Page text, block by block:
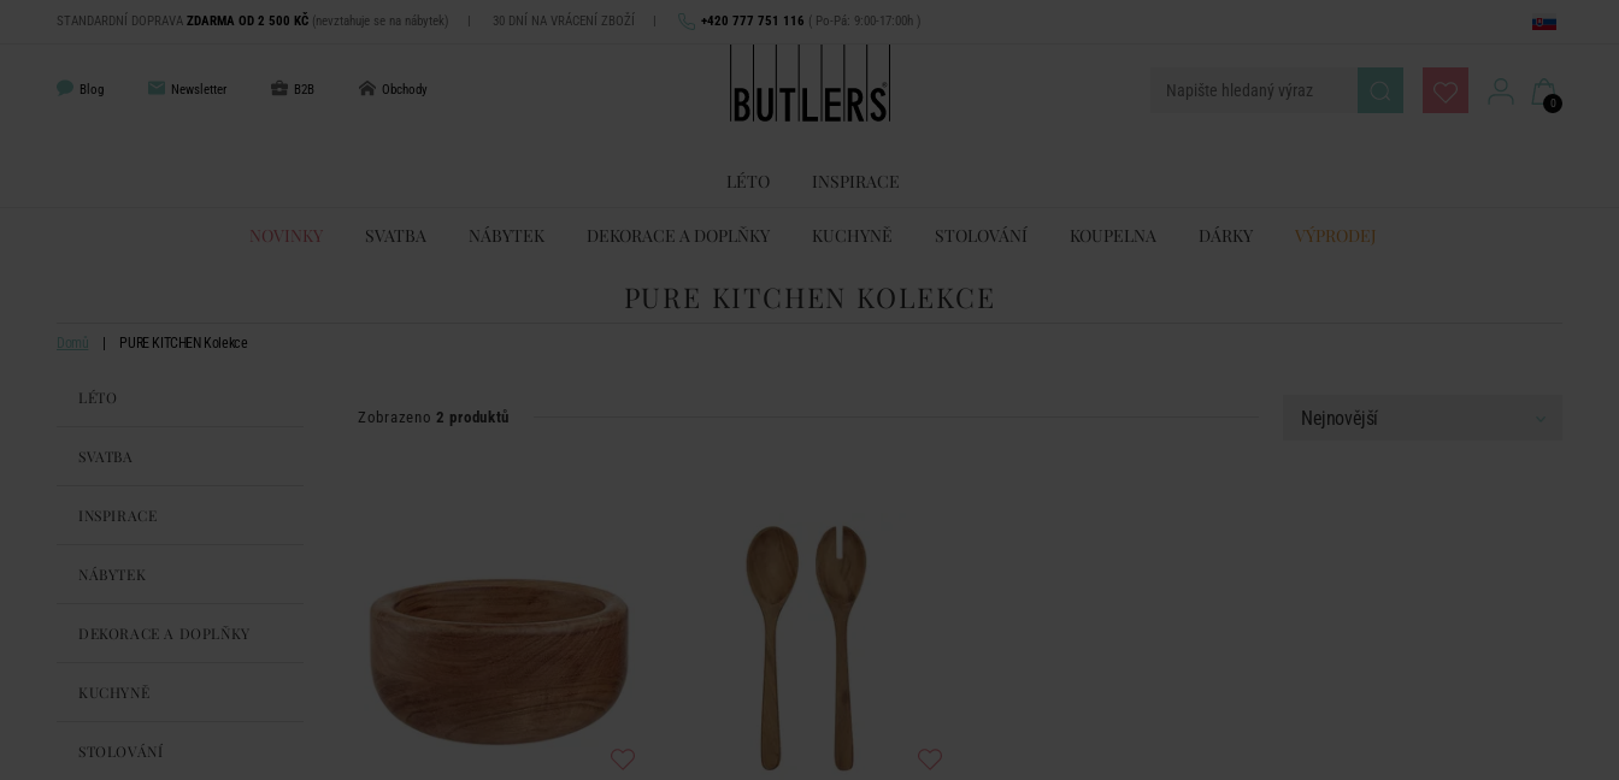
STANDARDNÍ DOPRAVA ZDARMA OD 2 500 KČ (nevztahuje se na nábytek) | 30 DNÍ NA VRÁCENÍ ZBOŽÍ | +420 777 751 116 ( Po-Pá: 9:00-17:00h )
Blog Newsletter B2B Obchody
0
LÉTO INSPIRACE
NOVINKY SVATBA NÁBYTEK DEKORACE A DOPLŇKY KUCHYNĚ STOLOVÁNÍ KOUPELNA DÁRKY VÝPRODEJ
PURE KITCHEN KOLEKCE
Domů PURE KITCHEN Kolekce
LÉTO
SVATBA
INSPIRACE
NÁBYTEK
DEKORACE A DOPLŇKY
KUCHYNĚ
STOLOVÁNÍ
Zobrazeno 2 produktů